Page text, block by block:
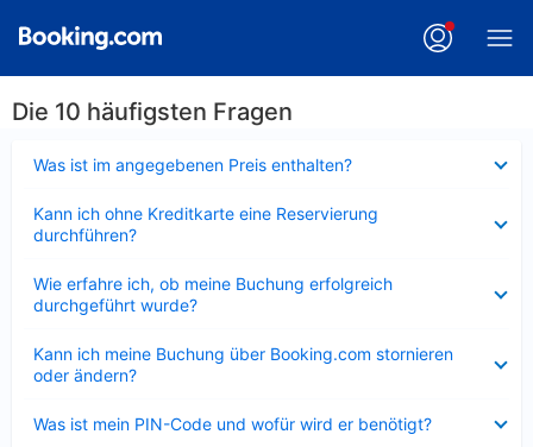
Die 10 häufigsten Fragen
Was ist im angegebenen Preis enthalten?
Kann ich ohne Kreditkarte eine Reservierung
durchführen?
Wie erfahre ich, ob meine Buchung erfolgreich
durchgeführt wurde?
Kann ich meine Buchung über Booking.com stornieren
oder ändern?
Was ist mein PIN-Code und wofür wird er benötigt?